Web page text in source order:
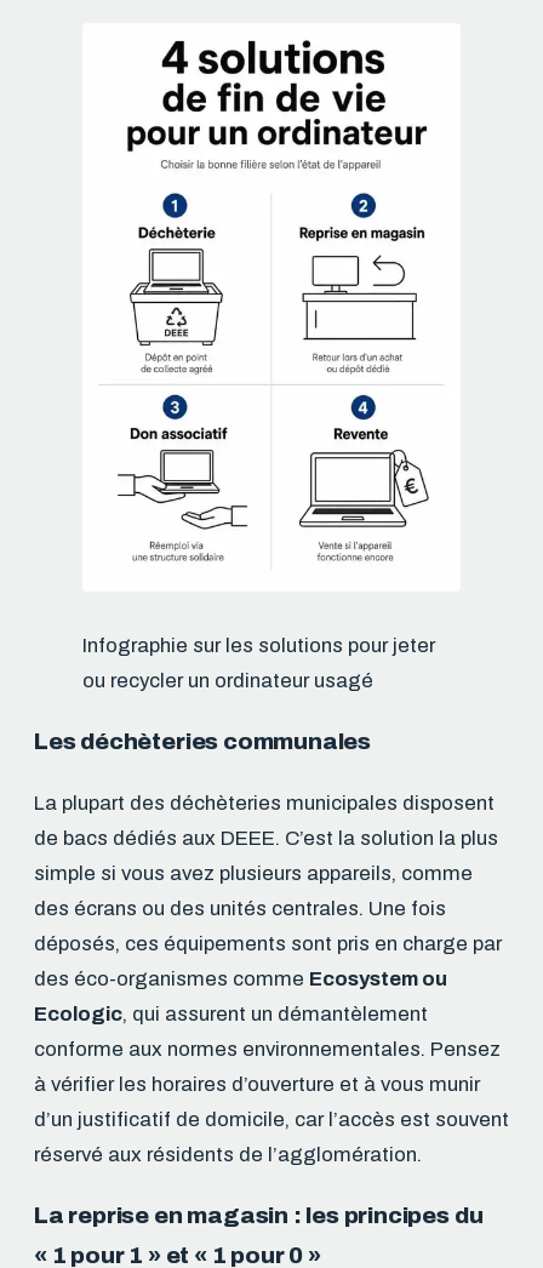
Infographie sur les solutions pour jeter
ou recycler un ordinateur usagé
Les déchèteries communales
La plupart des déchèteries municipales disposent
de bacs dédiés aux DEEE. C’est la solution la plus
simple si vous avez plusieurs appareils, comme
des écrans ou des unités centrales. Une fois
déposés, ces équipements sont pris en charge par
des éco-organismes comme Ecosystem ou
Ecologic, qui assurent un démantèlement
conforme aux normes environnementales. Pensez
à vérifier les horaires d’ouverture et à vous munir
d’un justificatif de domicile, car l’accès est souvent
réservé aux résidents de l’agglomération.
La reprise en magasin : les principes du
« 1 pour 1 » et « 1 pour 0 »